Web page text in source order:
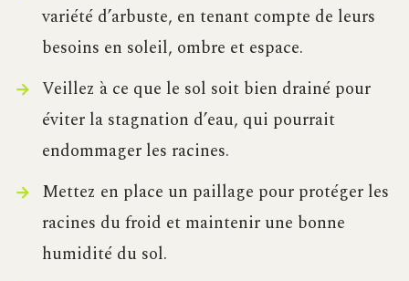
variété d’arbuste, en tenant compte de leurs
besoins en soleil, ombre et espace.
Veillez à ce que le sol soit bien drainé pour
éviter la stagnation d’eau, qui pourrait
endommager les racines.
Mettez en place un paillage pour protéger les
racines du froid et maintenir une bonne
humidité du sol.